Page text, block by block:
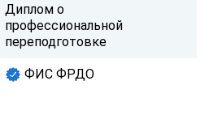
Диплом о
профессиональной
переподготовке
ФИС ФРДО